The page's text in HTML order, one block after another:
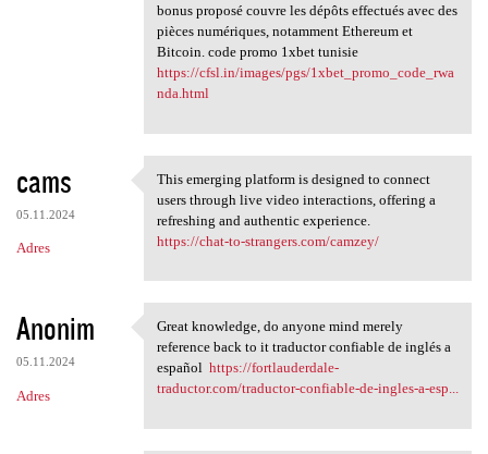
bonus proposé couvre les dépôts effectués avec des
pièces numériques, notamment Ethereum et
Bitcoin. code promo 1xbet tunisie
https://cfsl.in/images/pgs/1xbet_promo_code_rwa
nda.html
cams
05.11.2024
Adres
This emerging platform is
This emerging platform is designed to connect
users through live video interactions, offering a
refreshing and authentic experience.
https://chat-to-strangers.com/camzey/
Anonim
05.11.2024
Adres
Great knowledge, do anyone
Great knowledge, do anyone mind merely
reference back to it traductor confiable de inglés a
español https://fortlauderdale-
traductor.com/traductor-confiable-de-ingles-a-esp...